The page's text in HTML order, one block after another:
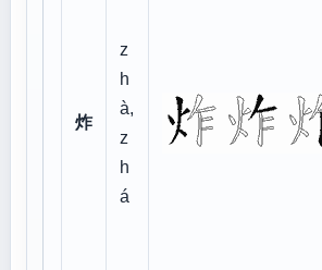
炸
z
h
à,
z
h
á